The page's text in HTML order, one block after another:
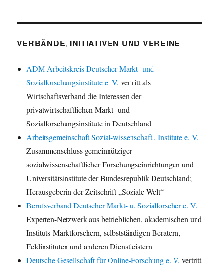
VERBÄNDE, INITIATIVEN UND VEREINE
ADM Arbeitskreis Deutscher Markt- und
Sozialforschungsinstitute e. V. vertritt als
Wirtschaftsverband die Interessen der
privatwirtschaftlichen Markt- und
Sozialforschungsinstitute in Deutschland
Arbeitsgemeinschaft Sozial-wissenschaftl. Institute e. V.
Zusammenschluss gemeinnütziger
sozialwissenschaftlicher Forschungseinrichtungen und
Universitätsinstitute der Bundesrepublik Deutschland;
Herausgeberin der Zeitschrift „Soziale Welt“
Berufsverband Deutscher Markt- u. Sozialforscher e. V.
Experten-Netzwerk aus betrieblichen, akademischen und
Instituts-Marktforschern, selbstständigen Beratern,
Feldinstituten und anderen Dienstleistern
Deutsche Gesellschaft für Online-Forschung e. V. vertritt